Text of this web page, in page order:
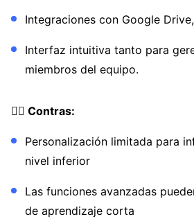
Integraciones con Google
Interfaz intuitiva tanto para
miembros del equipo.
👎🏼 Contras:
Personalización limitada para
nivel inferior
Las funciones avanzadas
de aprendizaje corta